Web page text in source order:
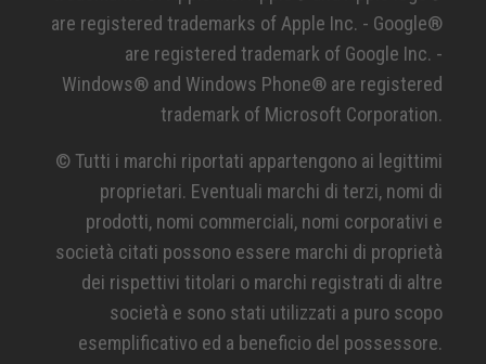
are registered trademarks of Apple Inc. - Google®
are registered trademark of Google Inc. -
Windows® and Windows Phone® are registered
trademark of Microsoft Corporation.
© Tutti i marchi riportati appartengono ai legittimi
proprietari. Eventuali marchi di terzi, nomi di
prodotti, nomi commerciali, nomi corporativi e
società citati possono essere marchi di proprietà
dei rispettivi titolari o marchi registrati di altre
società e sono stati utilizzati a puro scopo
esemplificativo ed a beneficio del possessore.